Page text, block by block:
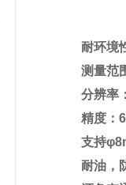
耐环境
测量范
分辨率
精度：
支持
耐油，